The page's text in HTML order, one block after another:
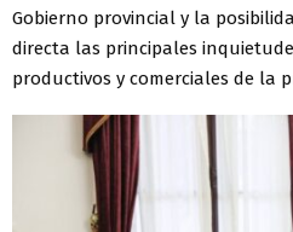
Gobierno provincial y la
directa las principales
productivos y comerciales de la